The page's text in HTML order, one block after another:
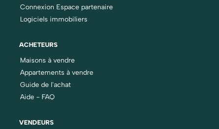
Connexion Espace partenaire
Logiciels immobiliers
ACHETEURS
Maisons à vendre
Appartements à vendre
Guide de l'achat
Aide - FAQ
VENDEURS